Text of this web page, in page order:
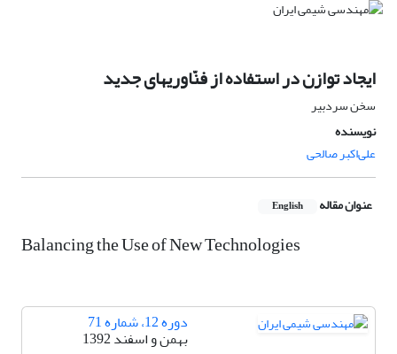
ایجاد توازن در استفاده از فنّاوریهای جدید
سخن سردبیر
نویسنده
علی‌اکبر صالحی
عنوان مقاله English
Balancing the Use of New Technologies
دوره 12، شماره 71
بهمن و اسفند 1392